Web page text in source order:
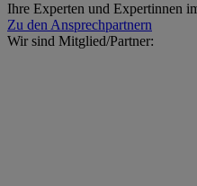
Ihre Experten und Expertinnen
Zu den Ansprechpartnern
Wir sind Mitglied/​Partner: